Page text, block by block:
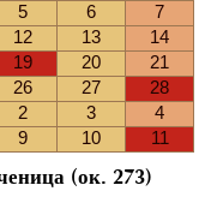
5 6
7
12 13
14
19 20
21
26 27
28
2 3
4
9 10 11
(ок. 273)